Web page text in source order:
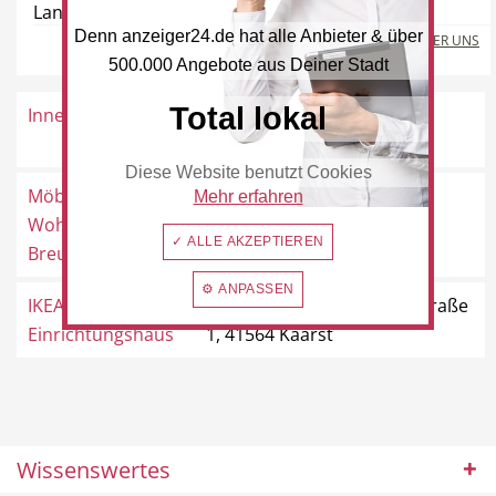
Beauty & Wellness Auto
Handwerk Sport & Freizeit
Landstraße 40, 42781 Haan
MEHR ÜBER UNS
Innenleben
Martinusstraße 45, 41569
Rommerskirchen
Möblierte
Wohnungen Bärbel
Breuer
Gillbachstraße 17, 41569
Rommerskirchen
IKEA Möbel &
Einrichtungshaus
Hans-Dietrich-Genscher-Straße
1, 41564 Kaarst
Wissenswertes
Denn anzeiger24.de hat alle Anbieter & über
500.000 Angebote aus Deiner Stadt
Total lokal
Diese Website benutzt Cookies
Mehr erfahren
✓ ALLE AKZEPTIEREN
⚙ ANPASSEN